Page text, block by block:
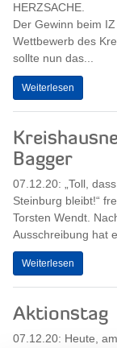
HERZSACHE.
Der Gewinn beim
Wettbewerb des
sollte nun das...
Weiterlesen
Bagger
07.12.20: „Toll,
Steinburg bleibt!“
Torsten Wendt.
Ausschreibung hat
Weiterlesen
Aktionstag
07.12.20: Heute,